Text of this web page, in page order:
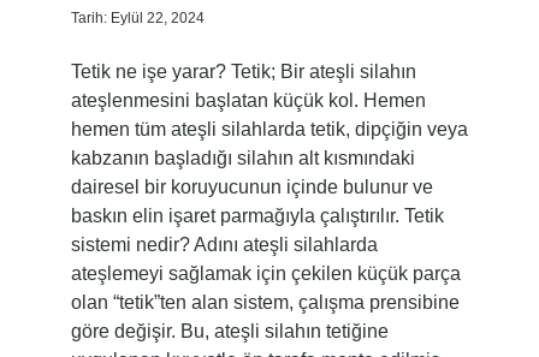
Tarih: Eylül 22, 2024
Tetik ne işe yarar? Tetik; Bir ateşli silahın
ateşlenmesini başlatan küçük kol. Hemen
hemen tüm ateşli silahlarda tetik, dipçiğin veya
kabzanın başladığı silahın alt kısmındaki
dairesel bir koruyucunun içinde bulunur ve
baskın elin işaret parmağıyla çalıştırılır. Tetik
sistemi nedir? Adını ateşli silahlarda
ateşlemeyi sağlamak için çekilen küçük parça
olan “tetik”ten alan sistem, çalışma prensibine
göre değişir. Bu, ateşli silahın tetiğine